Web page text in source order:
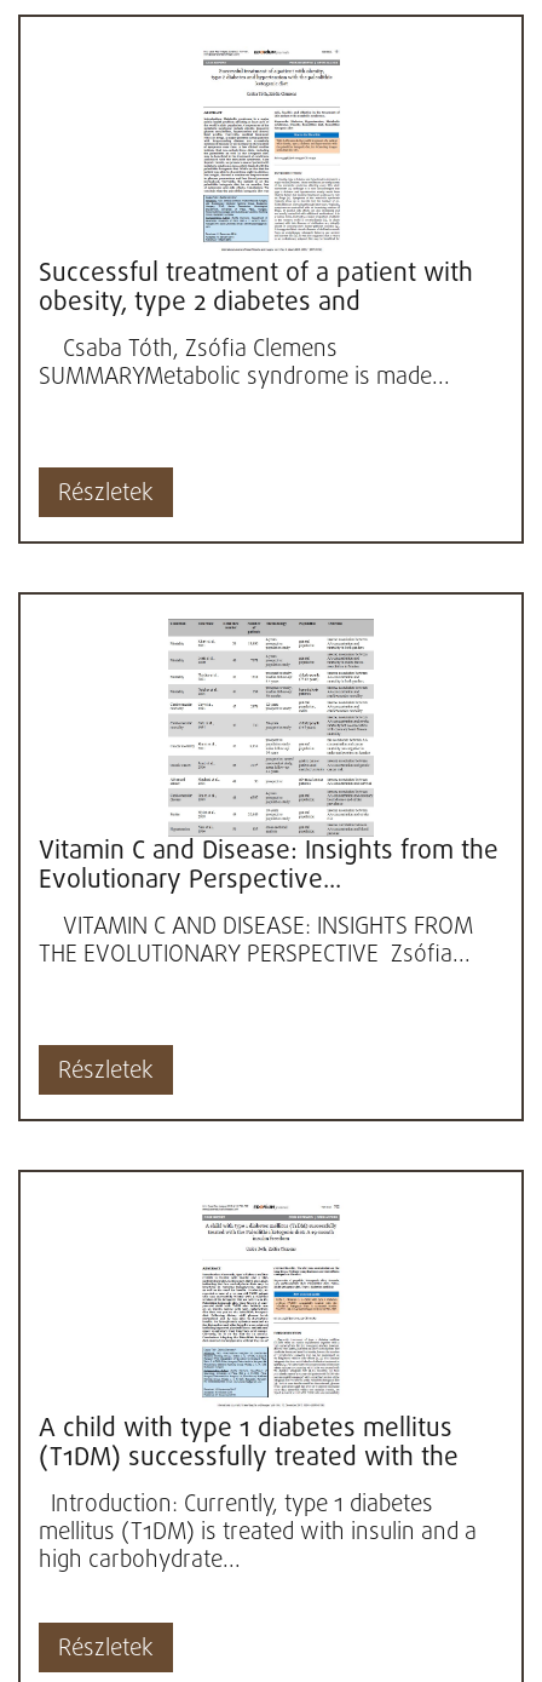
Successful treatment of a patient with
obesity, type 2 diabetes and
hypertension with the paleolithic...
Csaba Tóth, Zsófia Clemens
SUMMARYMetabolic syndrome is made...
Részletek
Vitamin C and Disease: Insights from the
Evolutionary Perspective...
VITAMIN C AND DISEASE: INSIGHTS FROM
THE EVOLUTIONARY PERSPECTIVE Zsófia...
Részletek
A child with type 1 diabetes mellitus
(T1DM) successfully treated with the
Paleolithic ketogenic diet:...
Introduction: Currently, type 1 diabetes
mellitus (T1DM) is treated with insulin and a
high carbohydrate...
Részletek